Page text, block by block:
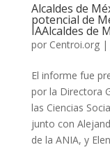
Alcaldes de
potencial de
IAAlcaldes de
por Centroi.org|
El informe fue
por la Directora
las Ciencias
junto con
de la ANIA, y